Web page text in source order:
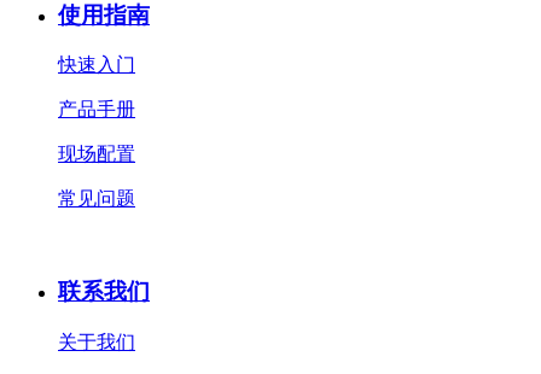
使用指南
快速入门
产品手册
现场配置
常见问题
联系我们
关于我们